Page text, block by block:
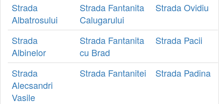
Strada
Albatrosului
Strada Fantanita
Calugarului
Strada Ovidiu
Strada
Albinelor
Strada Fantanita
cu Brad
Strada Pacii
Strada
Alecsandri
Vasile
Strada Fantanitei Strada Padina